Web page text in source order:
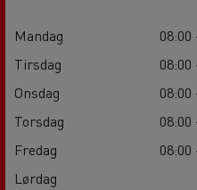
Mandag
08:00
Tirsdag
08:00
Onsdag
08:00
Torsdag
08:00
Fredag
08:00
Lørdag